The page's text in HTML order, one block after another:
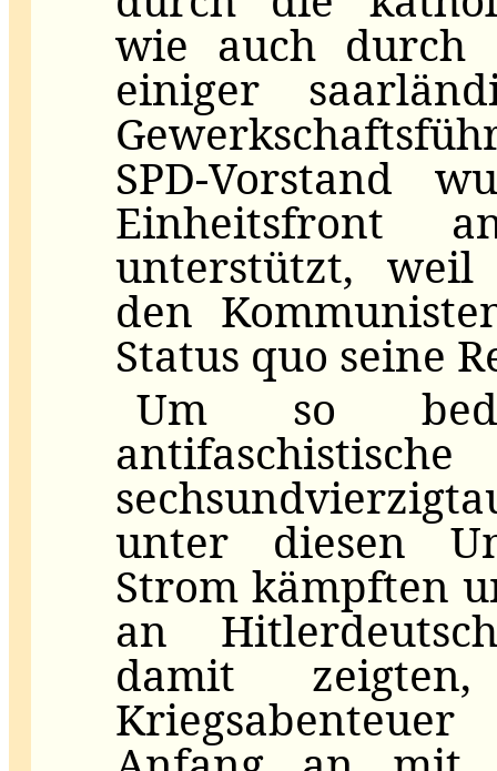
wie auch durch
einiger
SPD-Vorstand
Einheitsfront
unterstützt,
den
Status quo seine
Um so
unter diesen
Strom kämpften
an
damit